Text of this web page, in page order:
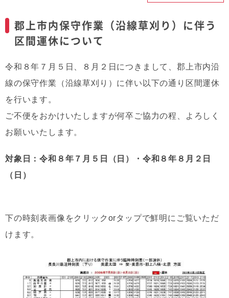
郡上市内保守作業（沿線草刈り）に伴う
区間運休について
令和８年７月５日、８月２日につきまして、郡上市内沿
線の保守作業（沿線草刈り）に伴い以下の通り区間運休
を行います。
ご不便をおかけいたしますが何卒ご協力の程、よろしく
お願いいたします。
対象日：令和８年７月５日（日）・令和８年８月２日
（日）
下の時刻表画像をクリックorタップで鮮明にご覧いただ
けます。